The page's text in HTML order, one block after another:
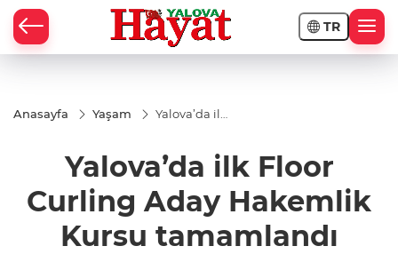
TR
Anasayfa Yaşam
Yalova’da ilk
Aday
Hakemlik
tamamlandı
Yalova’da ilk Floor
Curling Aday Hakemlik
Kursu tamamlandı